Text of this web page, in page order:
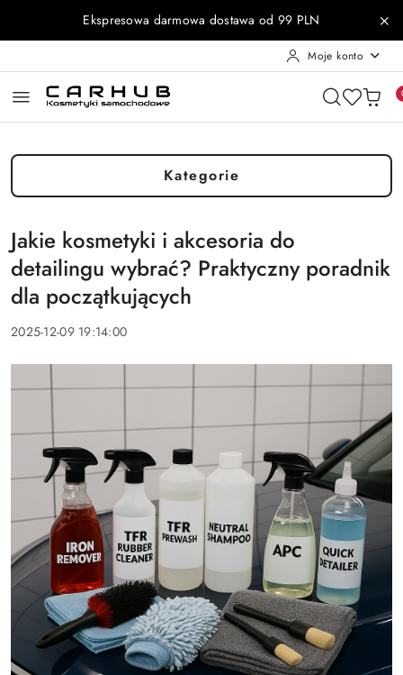
Przejdź do treści głównej
Przejdź do wyszukiwarki
Przejdź do moje konto
Przejdź do menu głównego
Przejdź do stopki
Ekspresowa darmowa dostawa od 99 PLN
Moje konto
Kategorie
Jakie kosmetyki i akcesoria do
detailingu wybrać? Praktyczny poradnik
dla początkujących
2025-12-09 19:14:00